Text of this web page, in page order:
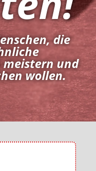
die
und
wollen.